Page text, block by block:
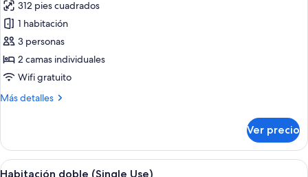
individuales
las
fotos
de
Habitación
Deluxe
2
(Universal)
312 pies cuadrados
1 habitación
3 personas
2 camas individuales
Wifi gratuito
Más detalles
Más
Deluxe
con
2
Ver precio
Abrir
Una habitación de hotel con cama,
7
Habitación doble (Single Use)